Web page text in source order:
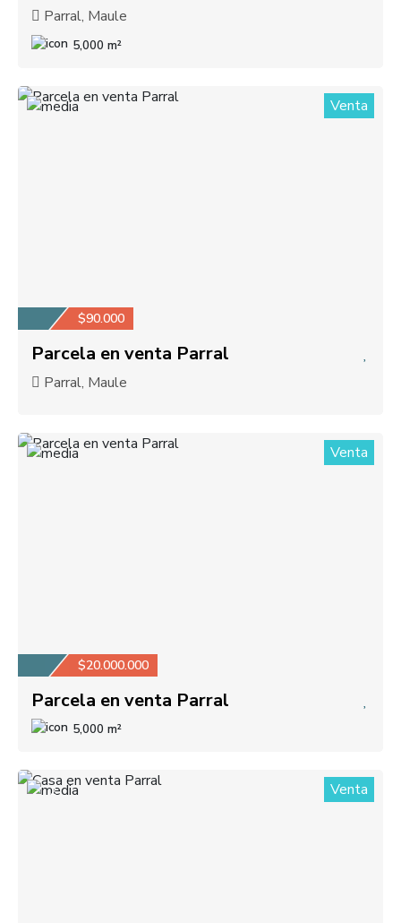
Parral, Maule
5,000 m²
1 Venta
$90.000
Parcela en venta Parral
Parral, Maule
1 Venta
$20.000.000
Parcela en venta Parral
5,000 m²
2 Venta